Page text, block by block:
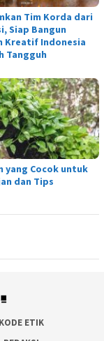
Tim Korda dari
Siap Bangun
Kreatif Indonesia
Tangguh
yang Cocok untuk
dan Tips
KODE ETIK